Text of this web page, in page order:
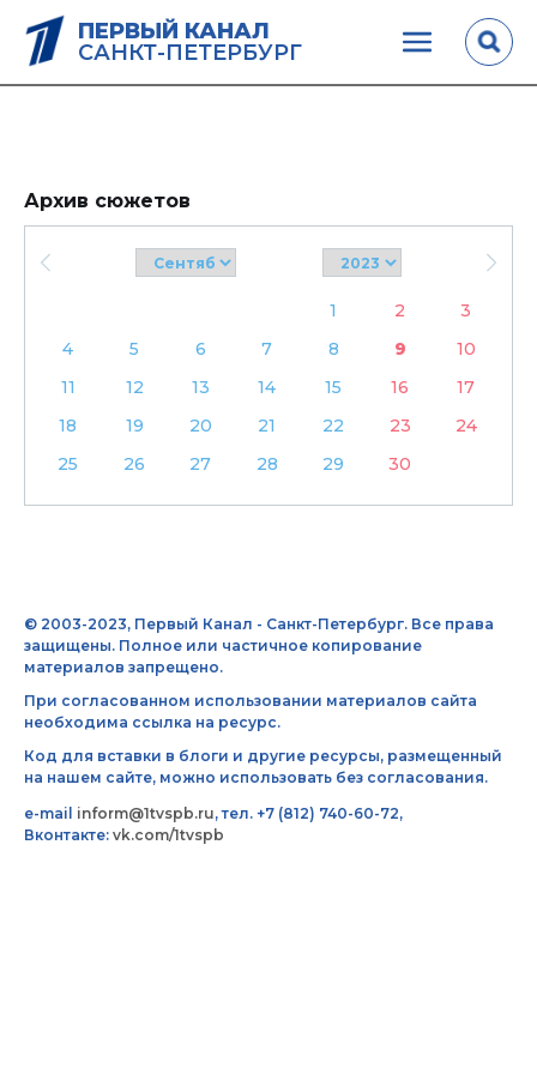
ПЕРВЫЙ КАНАЛ
САНКТ-ПЕТЕРБУРГ
Архив сюжетов
1 2
3
4
5 6 7 8 9
10
11
12 13 14 15 16
17
18
19 20 21 22 23
24
25
26 27 28 29 30
© 2003-2023, Первый Канал - Санкт-Петербург. Все права
защищены. Полное или частичное копирование
материалов запрещено.
При согласованном использовании материалов сайта
необходима ссылка на ресурс.
Код для вставки в блоги и другие ресурсы, размещенный
на нашем сайте, можно использовать без согласования.
e-mail inform@1tvspb.ru, тел. +7 (812) 740-60-72,
Вконтакте: vk.com/1tvspb